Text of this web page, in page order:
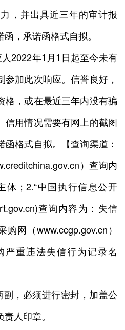
，并出具近三年的审计报
，承诺函格式自拟。
2022年1月1日起至今未有
加此次响应。信誉良好，
格，或在最近三年内没有骗
信用情况需要有网上的截图
格式自拟。【查询渠道：
）查询内
体；2.“中国执行信息公开
查询内容为：失信
网（www.ccgp.gov.cn）
重违法失信行为记录名
，必须进行密封，加盖公
人印章。